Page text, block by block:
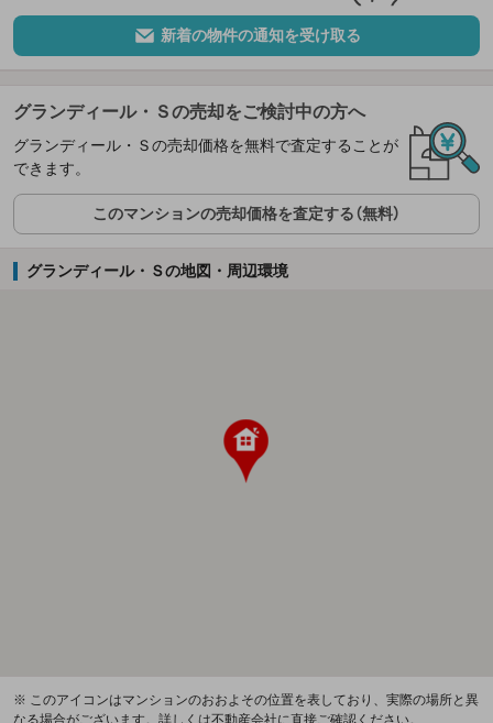
新着の物件の通知を受け取る
グランディール・Ｓの売却をご検討中の方へ
グランディール・Ｓの売却価格を無料で査定することが
できます。
このマンションの売却価格を査定する（無料）
グランディール・Ｓの地図・周辺環境
※ このアイコンはマンションのおおよその位置を表しており、実際の場所と異
なる場合がございます。詳しくは不動産会社に直接ご確認ください。